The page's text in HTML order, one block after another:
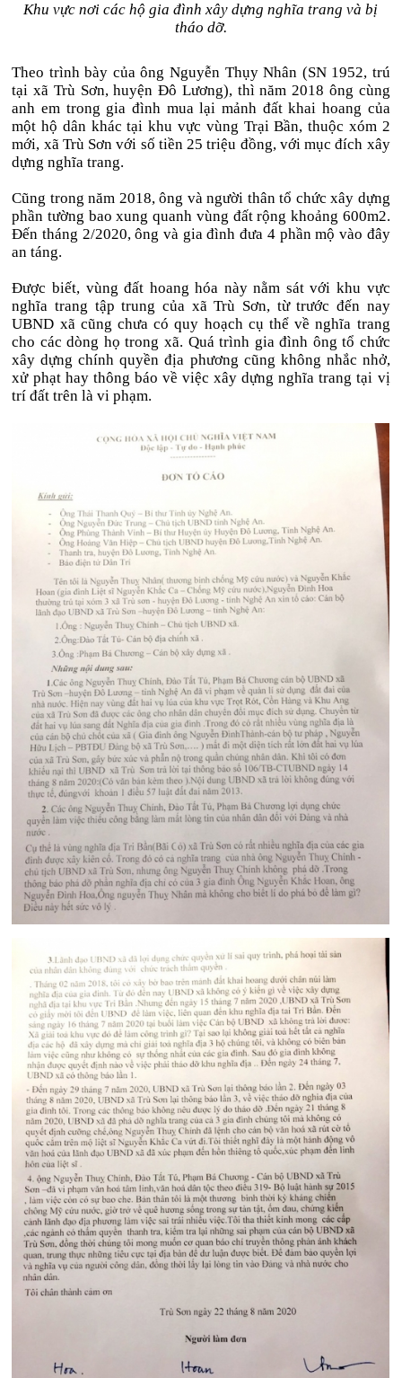
Khu vực nơi các hộ gia đình xây dựng nghĩa trang và bị
tháo dỡ.
Theo trình bày của ông Nguyễn Thụy Nhân (SN 1952, trú
tại xã Trù Sơn, huyện Đô Lương), thì năm 2018 ông cùng
anh em trong gia đình mua lại mảnh đất khai hoang của
một hộ dân khác tại khu vực vùng Trại Bần, thuộc xóm 2
mới, xã Trù Sơn với số tiền 25 triệu đồng, với mục đích xây
dựng nghĩa trang.
Cũng trong năm 2018, ông và người thân tổ chức xây dựng
phần tường bao xung quanh vùng đất rộng khoảng 600m2.
Đến tháng 2/2020, ông và gia đình đưa 4 phần mộ vào đây
an táng.
Được biết, vùng đất hoang hóa này nằm sát với khu vực
nghĩa trang tập trung của xã Trù Sơn, từ trước đến nay
UBND xã cũng chưa có quy hoạch cụ thể về nghĩa trang
cho các dòng họ trong xã. Quá trình gia đình ông tổ chức
xây dựng chính quyền địa phương cũng không nhắc nhở,
xử phạt hay thông báo về việc xây dựng nghĩa trang tại vị
trí đất trên là vi phạm.